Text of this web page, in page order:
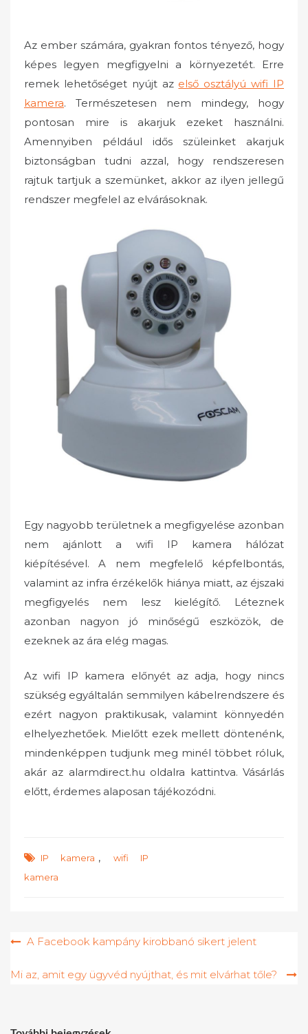
Az ember számára, gyakran fontos tényező, hogy
képes legyen megfigyelni a környezetét. Erre
remek lehetőséget nyújt az első osztályú wifi IP
kamera. Természetesen nem mindegy, hogy
pontosan mire is akarjuk ezeket használni.
Amennyiben például idős szüleinket akarjuk
biztonságban tudni azzal, hogy rendszeresen
rajtuk tartjuk a szemünket, akkor az ilyen jellegű
rendszer megfelel az elvárásoknak.
Egy nagyobb területnek a megfigyelése azonban
nem ajánlott a wifi IP kamera hálózat
kiépítésével. A nem megfelelő képfelbontás,
valamint az infra érzékelők hiánya miatt, az éjszaki
megfigyelés nem lesz kielégítő. Léteznek
azonban nagyon jó minőségű eszközök, de
ezeknek az ára elég magas.
Az wifi IP kamera előnyét az adja, hogy nincs
szükség egyáltalán semmilyen kábelrendszere és
ezért nagyon praktikusak, valamint könnyedén
elhelyezhetőek. Mielőtt ezek mellett döntenénk,
mindenképpen tudjunk meg minél többet róluk,
akár az alarmdirect.hu oldalra kattintva. Vásárlás
előtt, érdemes alaposan tájékozódni.
IP kamera ,
wifi IP
kamera
Bejegyzés
A Facebook kampány kirobbanó sikert jelent
Mi az, amit egy ügyvéd nyújthat, és mit elvárhat tőle?